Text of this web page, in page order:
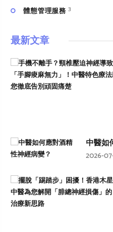
體態管理服務 3
最新文章
中醫如
2026-